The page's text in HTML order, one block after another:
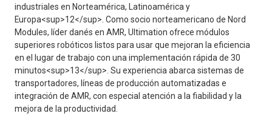
industriales en Norteamérica, Latinoamérica y
Europa<sup>12</sup>. Como socio norteamericano de Nord
Modules, líder danés en AMR, Ultimation ofrece módulos
superiores robóticos listos para usar que mejoran la eficiencia
en el lugar de trabajo con una implementación rápida de 30
minutos<sup>13</sup>. Su experiencia abarca sistemas de
transportadores, líneas de producción automatizadas e
integración de AMR, con especial atención a la fiabilidad y la
mejora de la productividad.